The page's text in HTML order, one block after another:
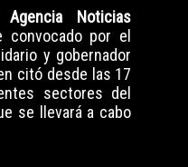
Noticias
por el
y gobernador
citó desde las 17
sectores del
se llevará a cabo